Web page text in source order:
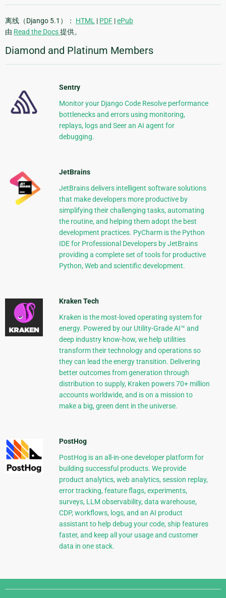
离线（Django 5.1）： HTML | PDF |ePub
由 Read the Docs提供。
Diamond and Platinum Members
Sentry
Monitor your Django Code Resolve performance
bottlenecks and errors using monitoring,
replays, logs and Seer an AI agent for
debugging.
JetBrains
JetBrains delivers intelligent software solutions
that make developers more productive by
simplifying their challenging tasks, automating
the routine, and helping them adopt the best
development practices. PyCharm is the Python
IDE for Professional Developers by JetBrains
providing a complete set of tools for productive
Python, Web and scientific development.
Kraken Tech
Kraken is the most-loved operating system for
energy. Powered by our Utility-Grade AI™ and
deep industry know-how, we help utilities
transform their technology and operations so
they can lead the energy transition. Delivering
better outcomes from generation through
distribution to supply, Kraken powers 70+ million
accounts worldwide, and is on a mission to
make a big, green dent in the universe.
PostHog
PostHog is an all-in-one developer platform for
building successful products. We provide
product analytics, web analytics, session replay,
error tracking, feature flags, experiments,
surveys, LLM observability, data warehouse,
CDP, workflows, logs, and an AI product
assistant to help debug your code, ship features
faster, and keep all your usage and customer
data in one stack.
Django